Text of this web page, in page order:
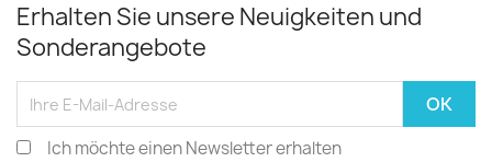
Erhalten Sie unsere Neuigkeiten und
Sonderangebote
Ich möchte einen Newsletter erhalten